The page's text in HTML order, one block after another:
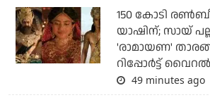
150 കോടി
യാഷിന്; സായ്
'രാമായണ'
റിപ്പോർട്ട് വൈറൽ
49 minutes ago